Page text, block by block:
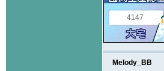
4147
Melody_BB